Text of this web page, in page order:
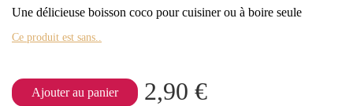
Une délicieuse boisson coco pour cuisiner ou à boire seule
Ce produit est sans..
Ajouter au panier 2,90 €